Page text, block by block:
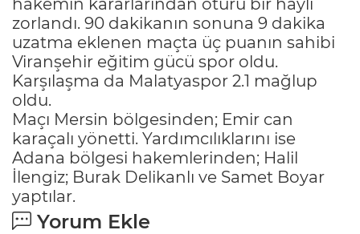
zorlandı. 90 dakikanın sonuna 9 dakika
uzatma eklenen maçta üç puanın sahibi
Viranşehir eğitim gücü spor oldu.
Karşılaşma da Malatyaspor 2.1 mağlup
oldu.
Maçı Mersin bölgesinden; Emir can
karaçalı yönetti. Yardımcılıklarını ise
Adana bölgesi hakemlerinden; Halil
İlengiz; Burak Delikanlı ve Samet Boyar
yaptılar.
Yorum Ekle